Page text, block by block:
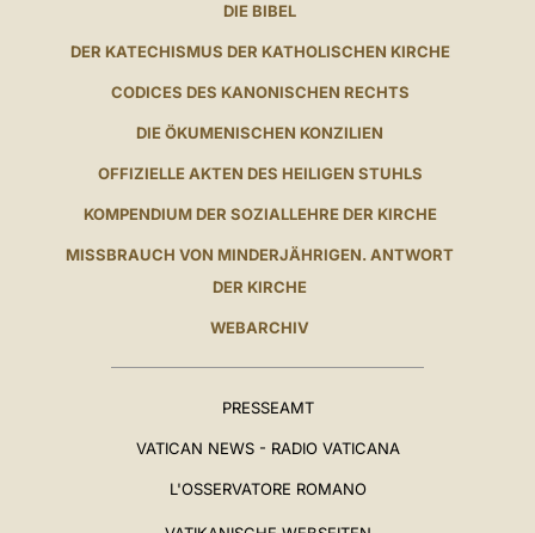
DIE BIBEL
DER KATECHISMUS DER KATHOLISCHEN KIRCHE
CODICES DES KANONISCHEN RECHTS
DIE ÖKUMENISCHEN KONZILIEN
OFFIZIELLE AKTEN DES HEILIGEN STUHLS
KOMPENDIUM DER SOZIALLEHRE DER KIRCHE
MISSBRAUCH VON MINDERJÄHRIGEN. ANTWORT
DER KIRCHE
WEBARCHIV
PRESSEAMT
VATICAN NEWS - RADIO VATICANA
L'OSSERVATORE ROMANO